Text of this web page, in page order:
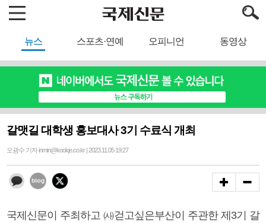
뉴스 스포츠·연예 오피니언 동영상
갈맷길 대학생 홍보대사 3기 수료식 개최
오광수 기자 inmin@kookje.co.kr | 2023.11.05 19:27
국제신문이 주최하고 ㈔걷고싶은부산이 주관한 제3기 갈